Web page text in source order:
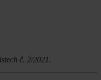
č. 2/2021.